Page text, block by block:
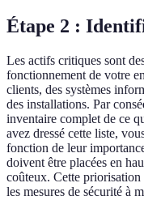
Étape 2 :
Les actifs critiques sont
fonctionnement de votre
clients, des systèmes
des installations. Par
inventaire complet de ce
avez dressé cette liste,
fonction de leur
doivent être placées en
coûteux. Cette
les mesures de sécurité à